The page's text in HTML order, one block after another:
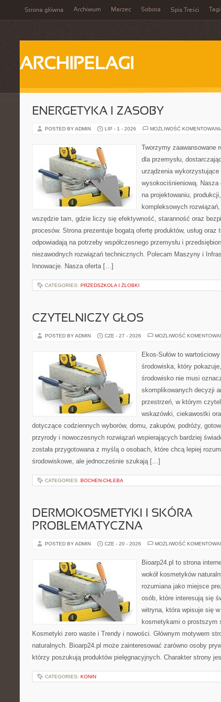
Strona główna Archiwum Marzec Sobota Spis Treści Tagi
ARCHIPELAGI
ENERGETYKA I ZASOBY
POSTED BY ADMIN LIP - 1 - 2026 MOŻLIWOŚĆ
Tworzymy zaawansowane
dla przemysłu,
urządzenia wykorzystujące
wysokociśnieniową. Nasza
na projektowaniu,
kompleksowych
wszędzie tam, gdzie liczy się efektywność, staranność oraz
procesów. Strona prezentuje bogatą ofertę produktów, usług oraz
odpowiadają na potrzeby współczesnego przemysłu i
niezawodnych rozwiązań technicznych. Polecam Maszyny i
Innowacje. Nasza oferta […]
CATEGORIES: PRZEDSZKOLA I ŻLOBKI
CZYTELNICZY GŁOS
POSTED BY ADMIN CZE - 27 - 2026 MOŻLIWOŚĆ
Ekos-Sułów to
środowiska, który
środowisko nie musi
skomplikowanych decyzji
przestrzeń, w którym
wskazówki, ciekawostki
dotyczące codziennych wyborów, domu, zakupów, podróży,
przyrody i nowoczesnych rozwiązań wspierających bardziej
została przygotowana z myślą o osobach, które chcą lepiej
środowiskowe, ale jednocześnie szukają […]
CATEGORIES: BOCHEN-CHLEBA
DERMOKOSMETYKI I SKÓRA
PROBLEMATYCZNA
POSTED BY ADMIN CZE - 20 - 2026 MOŻLIWOŚĆ
Bioarp24.pl to strona
wokół kosmetyków
rozumiana jako miejsce
osób, które interesują się
witryna, która wpisuje się
kosmetykami o prostszym
Kosmetyki zero waste i Trendy i nowości. Głównym motywem
naturalnych. Bioarp24.pl może zainteresować zarówno osoby
którzy poszukują produktów pielęgnacyjnych. Charakter strony
CATEGORIES: KONIN